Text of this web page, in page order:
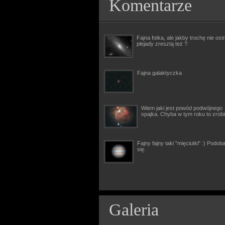
Komentarze
Fajna fotka, ale jakby trochę nie
plejady zresztą też ?
Fajna galaktyczka
Wiem jaki jest powód podwójnego
spajka. Chyba w tym roku to
Fajny fajny taki "mięciutki" :)
się.
Galeria